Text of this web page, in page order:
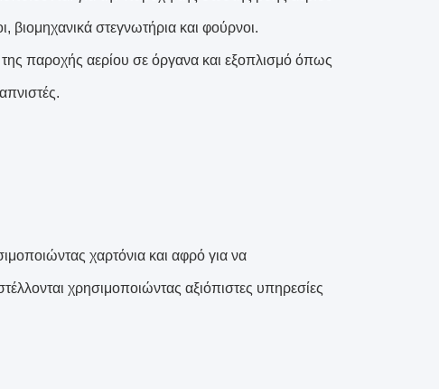
στεγνωτήρια και φούρνοι.
της παροχής αερίου σε όργανα και εξοπλισμό όπως
χαρτόνια και αφρό για να
χρησιμοποιώντας αξιόπιστες υπηρεσίες